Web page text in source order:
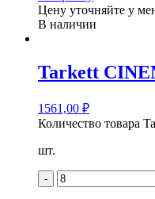
Цену уточняйте у
В наличии
Tarkett
1561,00 ₽
Количество товара
шт.
-